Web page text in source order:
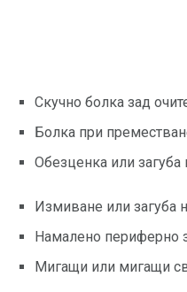
Скучно болка зад
Болка при
Обезценка или загуба
Измиване или загуба
Намалено периферно
Мигащи или мигащи